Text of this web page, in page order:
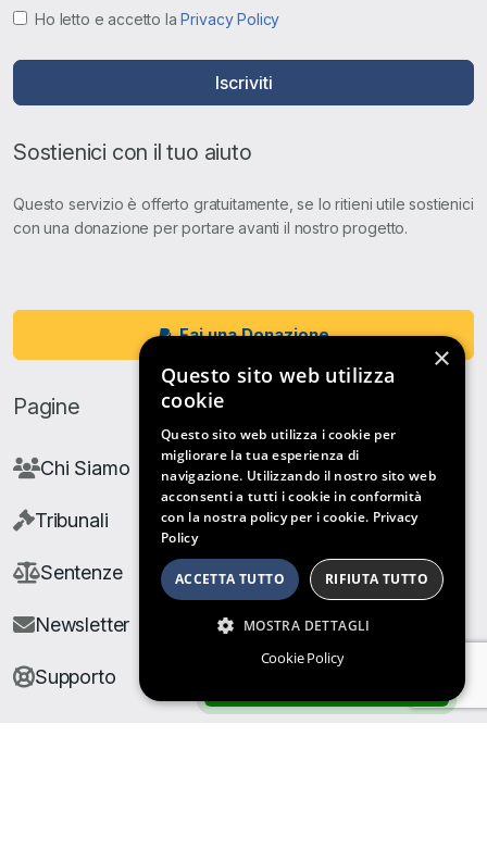
Ho letto e accetto laPrivacy Policy
Iscriviti
Sostienici con il tuo aiuto
Questo servizio è offerto gratuitamente, se lo ritieni utile sostienici
con una donazione per portare avanti il nostro progetto.
Fai una Donazione
Pagine
Chi Siamo
Tribunali
Sentenze
Newsletter
Supporto
×
Questo sito web utilizza
cookie
Questo sito web utilizza i cookie per
migliorare la tua esperienza di
navigazione. Utilizzando il nostro sito web
acconsenti a tutti i cookie in conformità
con la nostra policy per i cookie. Privacy
Policy
ACCETTA TUTTO RIFIUTA TUTTO
MOSTRA DETTAGLI
Cookie Policy